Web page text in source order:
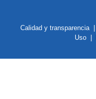
Calidad y transparencia|
Uso|